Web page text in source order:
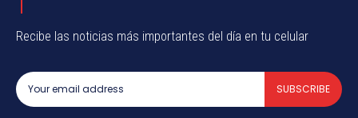
Recibe las noticias más importantes del día en tu celular
SUBSCRIBE